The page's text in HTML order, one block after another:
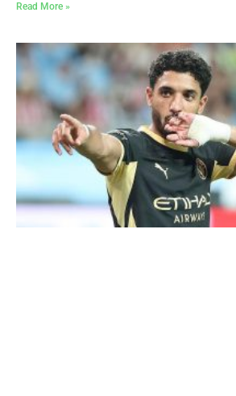
Read More »